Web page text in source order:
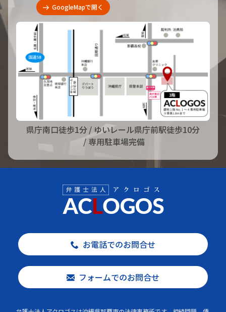
GoogleMapで開く
県庁南口徒歩1分/ ゆいレール県庁前駅徒歩10分
/ 専用駐車場完備
お電話でのお問合せ
フォームでのお問合せ